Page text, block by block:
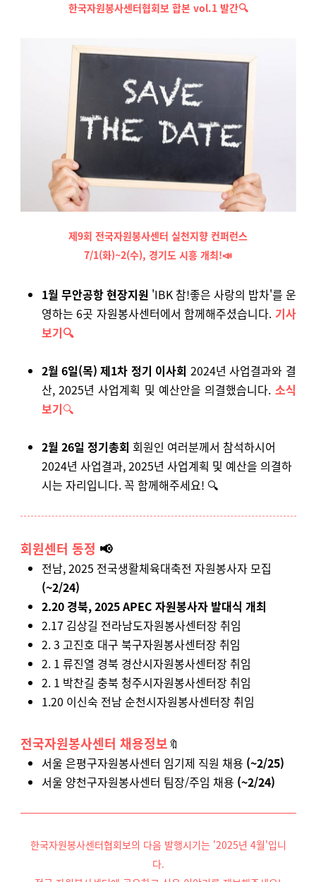
한국자원봉사센터협회보 합본 vol.1 발간🔍
제9회 전국자원봉사센터 실천지향 컨퍼런스
7/1(화)~2(수), 경기도 시흥 개최!📣
1월 무안공항 현장지원 'IBK 참!좋은 사랑의 밥차'를 운
영하는 6곳 자원봉사센터에서 함께해주셨습니다. 기사
보기🔍
2월 6일(목) 제1차 정기 이사회 2024년 사업결과와 결
산, 2025년 사업계획 및 예산안을 의결했습니다. 소식
보기🔍
2월 26일 정기총회 회원인 여러분께서 참석하시어
2024년 사업결과, 2025년 사업계획 및 예산을 의결하
시는 자리입니다. 꼭 함께해주세요! 🔍
회원센터 동정 📢
전남, 2025 전국생활체육대축전 자원봉사자 모집
(~2/24)
2.20 경북, 2025 APEC 자원봉사자 발대식 개최
2.17 김상길 전라남도자원봉사센터장 취임
2. 3 고진호 대구 북구자원봉사센터장 취임
2. 1 류진열 경북 경산시자원봉사센터장 취임
2. 1 박찬길 충북 청주시자원봉사센터장 취임
1.20 이신숙 전남 순천시자원봉사센터장 취임
전국자원봉사센터 채용정보 🔖
서울 은평구자원봉사센터 임기제 직원 채용 (~2/25)
서울 양천구자원봉사센터 팀장/주임 채용 (~2/24)
한국자원봉사센터협회보의 다음 발행시기는 '2025년 4월'입니
다.